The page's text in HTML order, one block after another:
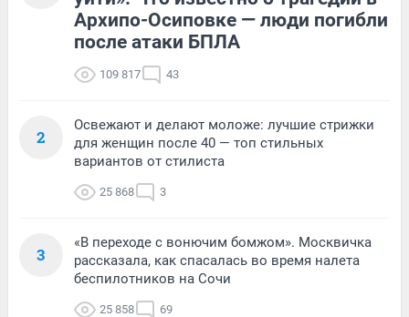
Архипо-Осиповке — люди погибли
после атаки БПЛА
109 817 43
2
Освежают и делают моложе: лучшие стрижки
для женщин после 40 — топ стильных
вариантов от стилиста
25 868 3
3
«В переходе с вонючим бомжом». Москвичка
рассказала, как спасалась во время налета
беспилотников на Сочи
25 858 69